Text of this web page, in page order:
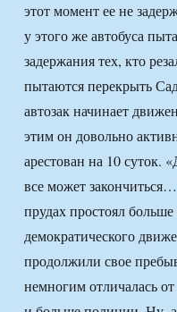
этот момент ее не
у этого же автобуса
задержания тех, кто
пытаются перекрыть
автозак начинает
этим он довольно
арестован на 10 суток.
все может
прудах простоял
демократического
продолжили свое
немногим отличалась